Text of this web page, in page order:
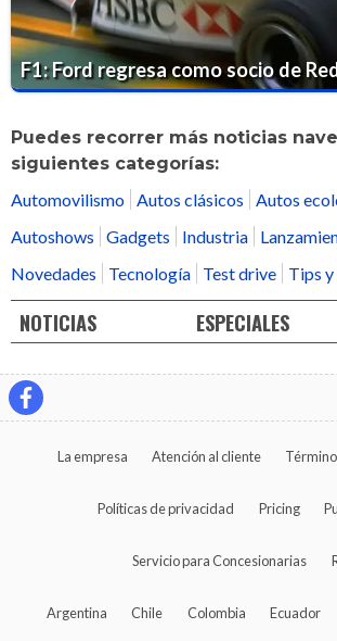
F1: Ford regresa como socio de
Puedes recorrer más noticias
siguientes categorías:
Automovilismo Autos clásicos
Autos
Autoshows
Gadgets Industria
Novedades
Tecnología Test drive Tips y
NOTICIAS ESPECIALES
La empresa Atención al cliente
Políticas de privacidad Pricing
Servicio para Concesionarias
Argentina Chile Colombia Ecuador